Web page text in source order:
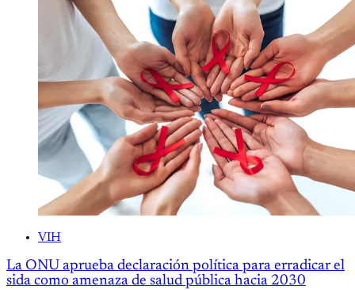
VIH
La ONU aprueba declaración política para erradicar el
sida como amenaza de salud pública hacia 2030